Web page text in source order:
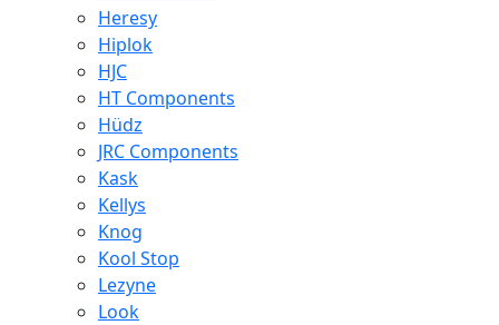
Heresy
Hiplok
HJC
HT Components
Hüdz
JRC Components
Kask
Kellys
Knog
Kool Stop
Lezyne
Look